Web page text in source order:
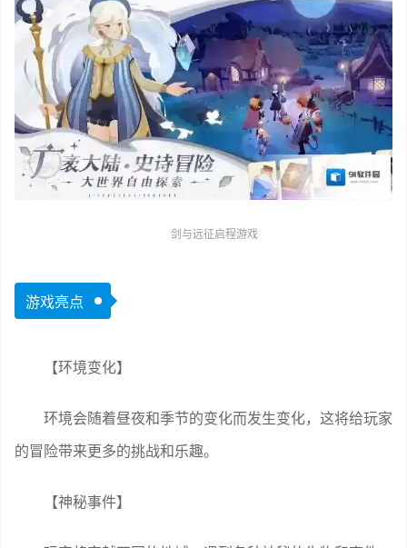
游戏亮点
【环境变化】
环境会随着昼夜和季节的变化而发生变化，这将给玩家
的冒险带来更多的挑战和乐趣。
【神秘事件】
玩家将穿越不同的地域，遇到各种神秘的生物和事件，